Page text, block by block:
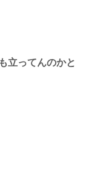
立ってんのかと